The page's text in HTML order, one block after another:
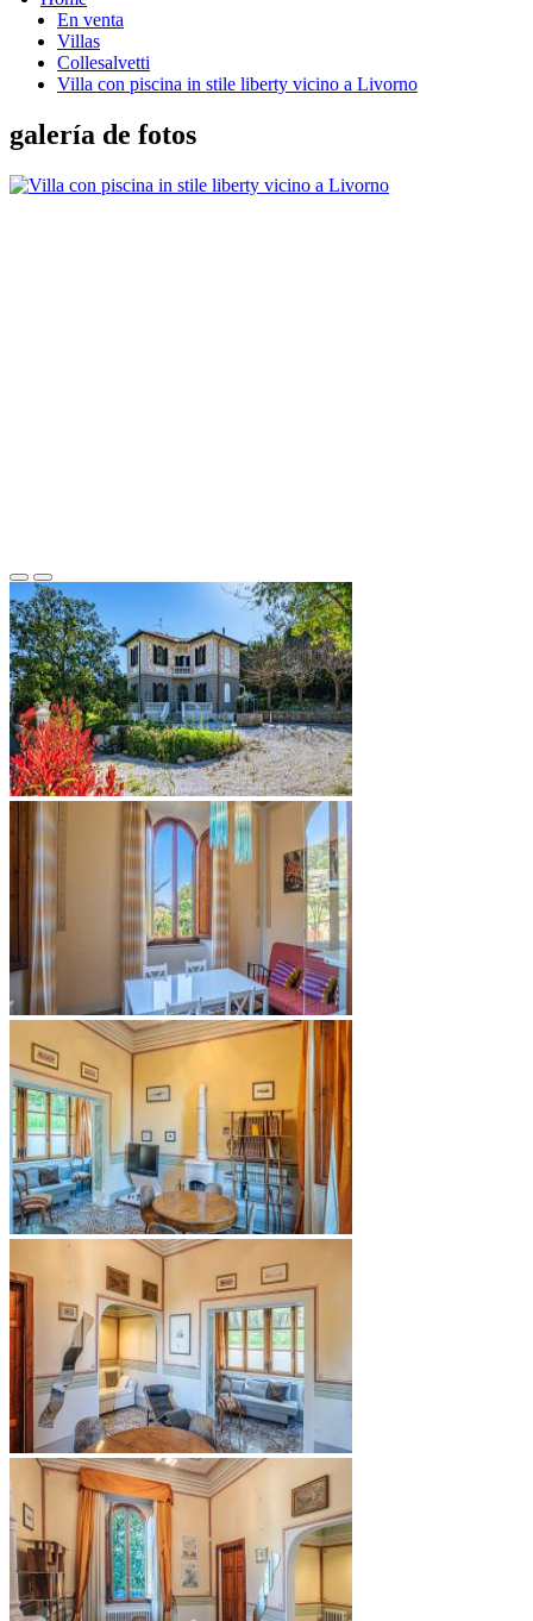
En venta
Villas
Collesalvetti
Villa con piscina in stile liberty vicino a Livorno
galería de fotos